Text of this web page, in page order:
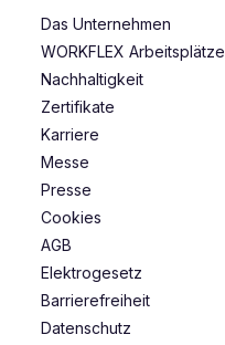
Das Unternehmen
WORKFLEX Arbeitsplätze
Nachhaltigkeit
Zertifikate
Karriere
Messe
Presse
Cookies
AGB
Elektrogesetz
Barrierefreiheit
Datenschutz